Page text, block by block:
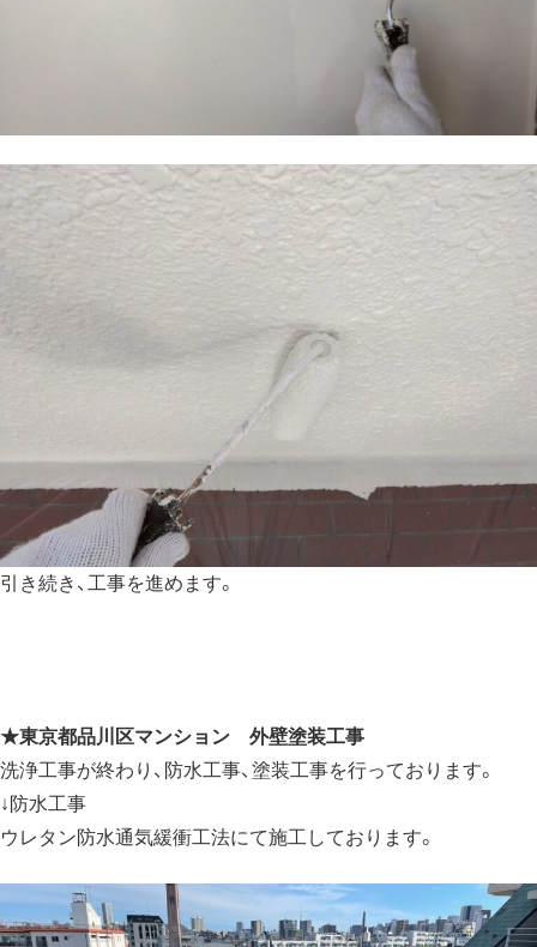
引き続き、工事を進めます。
★東京都品川区マンション 外壁塗装工事
洗浄工事が終わり、防水工事、塗装工事を行っております。
↓防水工事
ウレタン防水通気緩衝工法にて施工しております。